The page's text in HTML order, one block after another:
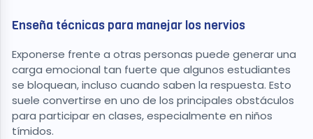
Enseña técnicas para manejar los nervios
Exponerse frente a otras personas puede generar una
carga emocional tan fuerte que algunos estudiantes
se bloquean, incluso cuando saben la respuesta. Esto
suele convertirse en uno de los principales obstáculos
para participar en clases, especialmente en niños
tímidos.